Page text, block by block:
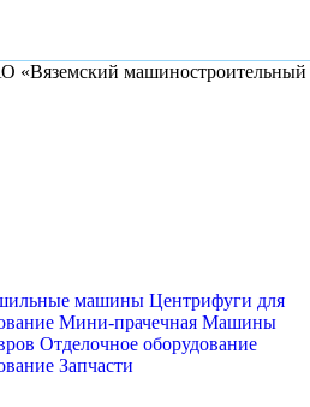
машины Центрифуги для
Мини-прачечная Машины
Отделочное оборудование
Запчасти